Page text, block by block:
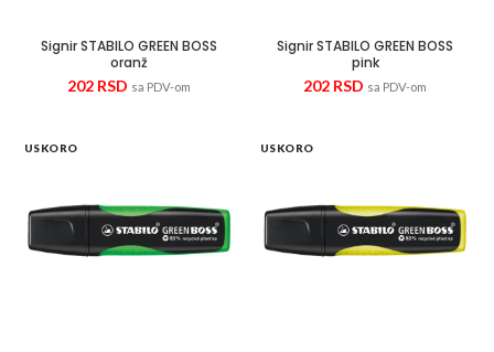
Signir STABILO GREEN BOSS
oranž
202 RSD sa PDV-om
Signir STABILO GREEN BOSS
pink
202 RSD sa PDV-om
USKORO USKORO